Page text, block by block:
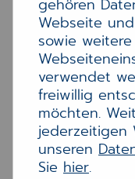
gehören
Webseite
sowie
verwendet
freiwillig
möchten.
jederzeitigen
unseren
Sie hier.